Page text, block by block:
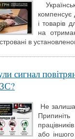
компенсує
і товарів
на
в
сигнал
Не
або